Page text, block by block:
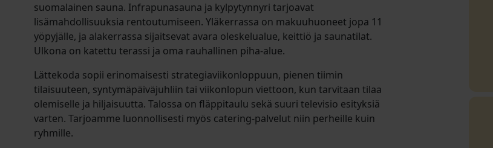
suomalainen sauna. Infrapunasauna ja kylpytynnyri tarjoavat
lisämahdollisuuksia rentoutumiseen. Yläkerrassa on makuuhuoneet jopa 11
yöpyjälle, ja alakerrassa sijaitsevat avara oleskelualue, keittiö ja saunatilat.
Ulkona on katettu terassi ja oma rauhallinen piha-alue.
Lättekoda sopii erinomaisesti strategiaviikonloppuun, pienen tiimin
tilaisuuteen, syntymäpäiväjuhliin tai viikonlopun viettoon, kun tarvitaan tilaa
olemiselle ja hiljaisuutta. Talossa on fläppitaulu sekä suuri televisio esityksiä
varten. Tarjoamme luonnollisesti myös catering-palvelut niin perheille kuin
ryhmille.